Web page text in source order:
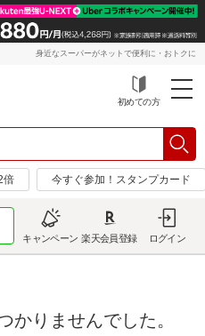
身近なスーパーがネットで便利に・おトクに
初めての方
倍 今すぐ参加！スタンプカード
キャンペーン 楽天会員登録 ログイン
かりませんでした。